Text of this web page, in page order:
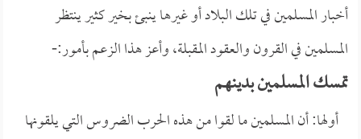
أخبار المسلمين في تلك البلاد أو غيرها ينبئ بخير كثير ينتظر
المسلمين في القرون والعقود المقبلة، وأعز هذا الزعم بأمور:-
تمسك المسلمين بدينهم
أولها: أن المسلمين ما لقوا من هذه الحرب الضروس التي يلقونها